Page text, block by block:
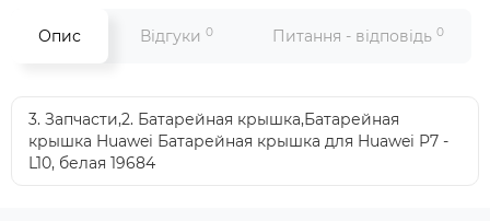
Опис Відгуки 0 Питання - відповідь 0
3. Запчасти,2. Батарейная крышка,Батарейная
крышка Huawei Батарейная крышка для Huawei P7 -
L10, белая 19684